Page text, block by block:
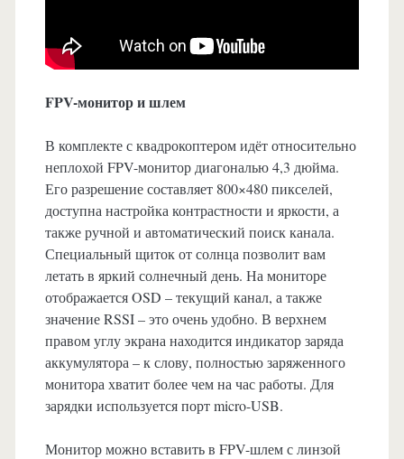
FPV-монитор и шлем
В комплекте с квадрокоптером идёт относительно
неплохой FPV-монитор диагональю 4,3 дюйма.
Его разрешение составляет 800×480 пикселей,
доступна настройка контрастности и яркости, а
также ручной и автоматический поиск канала.
Специальный щиток от солнца позволит вам
летать в яркий солнечный день. На мониторе
отображается OSD – текущий канал, а также
значение RSSI – это очень удобно. В верхнем
правом углу экрана находится индикатор заряда
аккумулятора – к слову, полностью заряженного
монитора хватит более чем на час работы. Для
зарядки используется порт micro-USB.
Монитор можно вставить в FPV-шлем с линзой